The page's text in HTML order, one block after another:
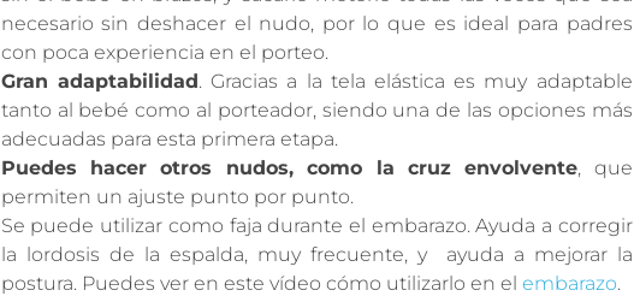
necesario sin deshacer el nudo, por lo que es ideal para padres
con poca experiencia en el porteo.
Gran adaptabilidad. Gracias a la tela elástica es muy adaptable
tanto al bebé como al porteador, siendo una de las opciones más
adecuadas para esta primera etapa.
Puedes hacer otros nudos, como la cruz envolvente, que
permiten un ajuste punto por punto.
Se puede utilizar como faja durante el embarazo. Ayuda a corregir
la lordosis de la espalda, muy frecuente, y ayuda a mejorar la
postura. Puedes ver en este vídeo cómo utilizarlo en el embarazo.